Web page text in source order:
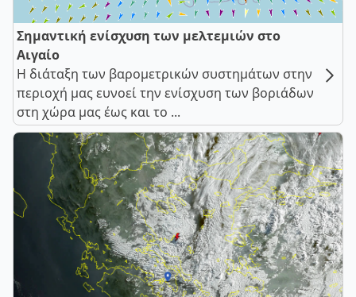
Σημαντική ενίσχυση των μελτεμιών στο
Αιγαίο
Η διάταξη των βαρομετρικών συστημάτων στην
περιοχή μας ευνοεί την ενίσχυση των βοριάδων
στη χώρα μας έως και το ...